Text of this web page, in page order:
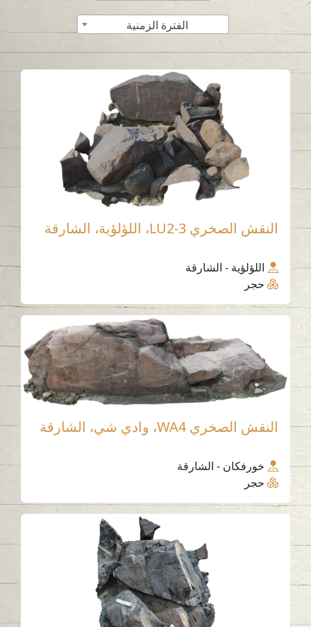
الفترة الزمنية
النقش الصخري LU2-3، اللؤلؤية، الشارقة
اللؤلؤية - الشارقة
حجر
النقش الصخري WA4، وادي شي، الشارقة
خورفكان - الشارقة
حجر